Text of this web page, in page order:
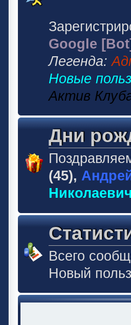
Google [Bot]
Легенда:
Новые
Актив
Дни
(45),
Николаевич
Всего
Новый